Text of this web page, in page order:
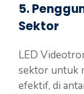
5.
Sektor
LED
sektor untuk
efektif, di